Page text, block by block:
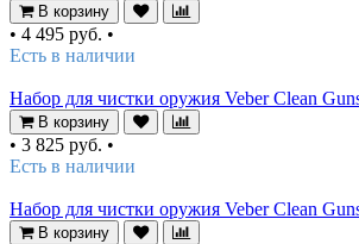
В корзину
• 4 495 руб. •
Есть в наличии
Набор для чистки оружия Veber Clean
В корзину
• 3 825 руб. •
Есть в наличии
Набор для чистки оружия Veber Clean
В корзину